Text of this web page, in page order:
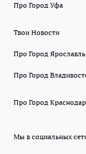
Про Город Уфа
Твои Новости
Про Город Ярославль
Про Город
Про Город
Мы в социальных